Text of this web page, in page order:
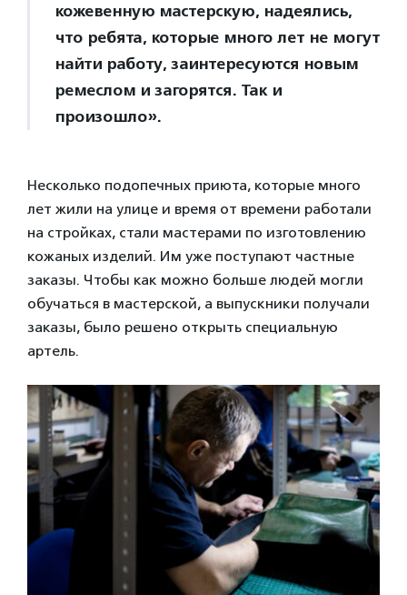
кожевенную мастерскую, надеялись,
что ребята, которые много лет не могут
найти работу, заинтересуются новым
ремеслом и загорятся. Так и
произошло».
Несколько подопечных приюта, которые много
лет жили на улице и время от времени работали
на стройках, стали мастерами по изготовлению
кожаных изделий. Им уже поступают частные
заказы. Чтобы как можно больше людей могли
обучаться в мастерской, а выпускники получали
заказы, было решено открыть специальную
артель.